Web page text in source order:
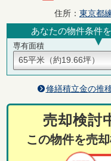
住所： 東京都
あなたの物件条件
専有面積
修繕積立金の推
売却検討
この物件を売